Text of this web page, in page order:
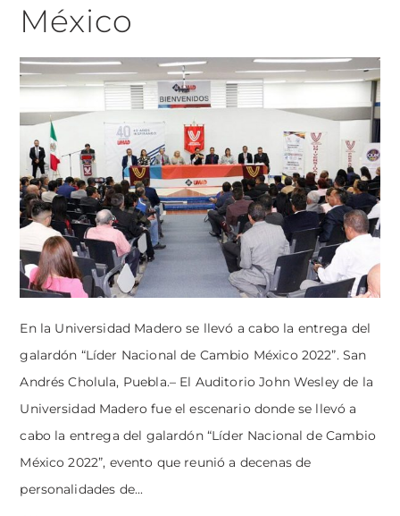
México
En la Universidad Madero se llevó a cabo la entrega del
galardón “Líder Nacional de Cambio México 2022”. San
Andrés Cholula, Puebla.– El Auditorio John Wesley de la
Universidad Madero fue el escenario donde se llevó a
cabo la entrega del galardón “Líder Nacional de Cambio
México 2022”, evento que reunió a decenas de
personalidades de...